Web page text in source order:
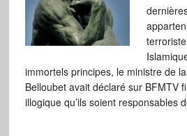
immortels principes, le ministre de
Belloubet avait déclaré sur BFMTV
illogique qu’ils soient responsables